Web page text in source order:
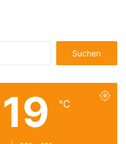
nach:
19 ℃